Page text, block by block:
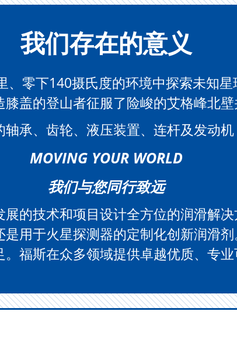
我们存在的意义
零下140摄氏度的环境中探索未知
盖的登山者征服了险峻的艾格峰北
轴承、齿轮、液压装置、连杆及发动
MOVING YOUR WORLD
我们与您同行致远
的技术和项目设计全方位的润滑解
用于火星探测器的定制化创新润滑
。福斯在众多领域提供卓越优质、专